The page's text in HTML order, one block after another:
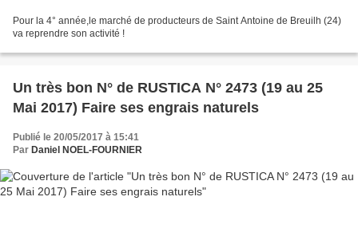
Pour la 4° année,le marché de producteurs de Saint Antoine de Breuilh (24)
va reprendre son activité !
Un très bon N° de RUSTICA N° 2473 (19 au 25
Mai 2017) Faire ses engrais naturels
Publié le 20/05/2017 à 15:41
Par Daniel NOEL-FOURNIER